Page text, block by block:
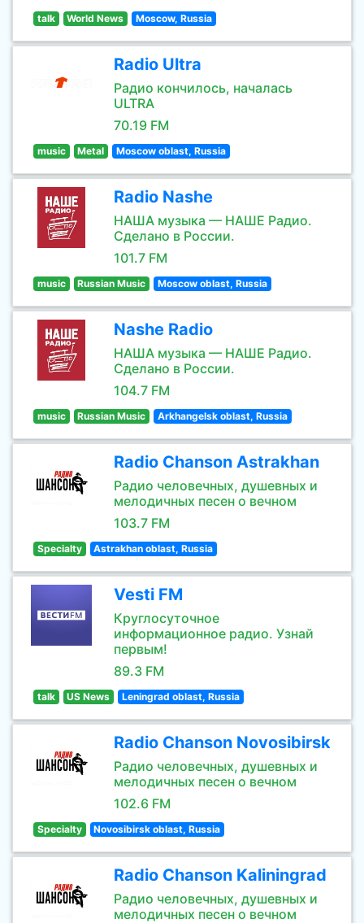
talk World News Moscow, Russia
Radio Ultra
Радио кончилось, началась
ULTRA
70.19 FM
music Metal Moscow oblast, Russia
Radio Nashe
НАША музыка — НАШЕ Радио.
Сделано в России.
101.7 FM
music Russian Music Moscow oblast, Russia
Nashe Radio
НАША музыка — НАШЕ Радио.
Сделано в России.
104.7 FM
music Russian Music Arkhangelsk oblast, Russia
Radio Chanson Astrakhan
Радио человечных, душевных и
мелодичных песен о вечном
103.7 FM
Specialty Astrakhan oblast, Russia
Vesti FM
Круглосуточное
информационное радио. Узнай
первым!
89.3 FM
talk US News Leningrad oblast, Russia
Radio Chanson Novosibirsk
Радио человечных, душевных и
мелодичных песен о вечном
102.6 FM
Specialty Novosibirsk oblast, Russia
Radio Chanson Kaliningrad
Радио человечных, душевных и
мелодичных песен о вечном